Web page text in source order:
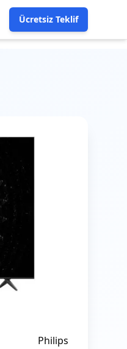
Ücretsiz Teklif
Philips